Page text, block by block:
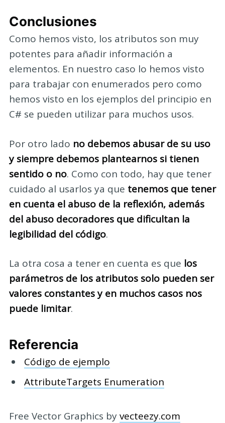
Conclusiones
Como hemos visto, los atributos son muy
potentes para añadir información a
elementos. En nuestro caso lo hemos visto
para trabajar con enumerados pero como
hemos visto en los ejemplos del principio en
C# se pueden utilizar para muchos usos.
Por otro lado no debemos abusar de su uso
y siempre debemos plantearnos si tienen
sentido o no. Como con todo, hay que tener
cuidado al usarlos ya que tenemos que tener
en cuenta el abuso de la reflexión, además
del abuso decoradores que dificultan la
legibilidad del código.
La otra cosa a tener en cuenta es que los
parámetros de los atributos solo pueden ser
valores constantes y en muchos casos nos
puede limitar.
Referencia
Código de ejemplo
AttributeTargets Enumeration
Free Vector Graphics byvecteezy.com